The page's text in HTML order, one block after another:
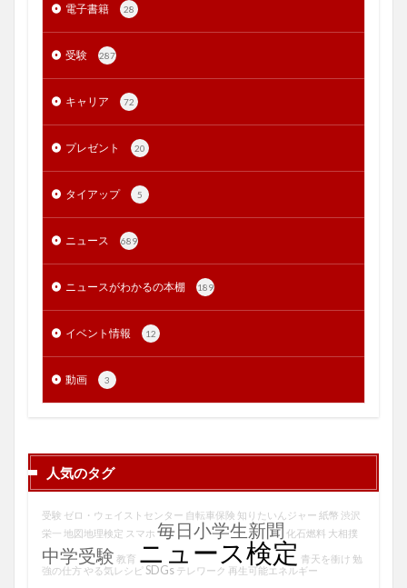
電子書籍 28
受験 287
キャリア 72
プレゼント 20
タイアップ 5
ニュース 689
ニュースがわかるの本棚 189
イベント情報 12
動画 3
人気のタグ
受験 ゼロ・ウェイストセンター 自転車保険 知りたいんジャー 紙幣 渋沢
栄一 地図地理検定 スマホ 毎日小学生新聞 化石燃料 大相撲
中学受験 教育 ニュース検定 青天を衝け 勉
強の仕方 やる気レシピ SDGs テレワーク 再生可能エネルギー